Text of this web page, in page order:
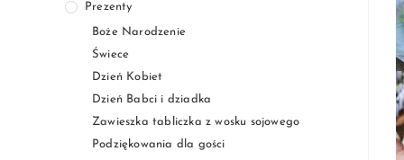
Prezenty
Boże Narodzenie
Świece
Dzień Kobiet
Dzień Babci i dziadka
Zawieszka tabliczka z wosku sojowego
Podziękowania dla gości